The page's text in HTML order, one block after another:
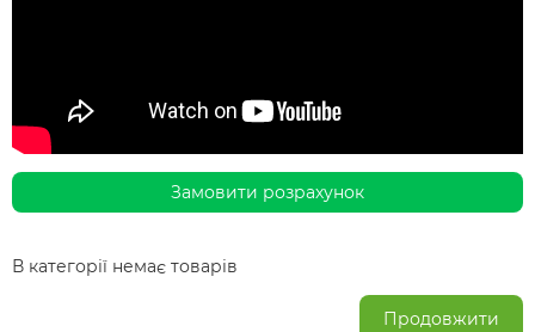
Замовити розрахунок
В категорії немає товарів
Продовжити